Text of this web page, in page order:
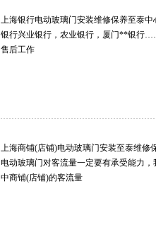
上海银行电动玻璃门安装维修保养至泰中
银行兴业银行，农业银行，厦门**银
售后工作
上海商铺(店铺)电动玻璃门安装至泰维修
电动玻璃门对客流量一定要有承受能力
中商铺(店铺)的客流量